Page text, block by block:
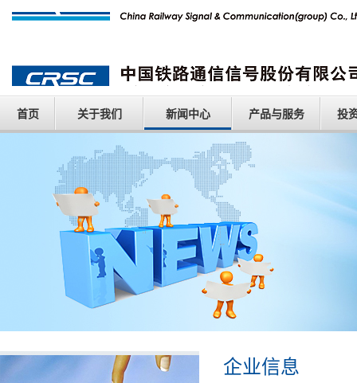
首页 关于我们 新闻中心 产品与服务 投
企业信息